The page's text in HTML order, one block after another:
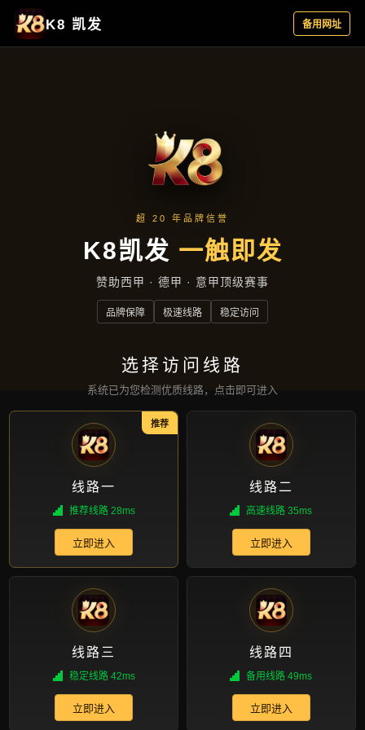
新闻看点
首页 新闻看点